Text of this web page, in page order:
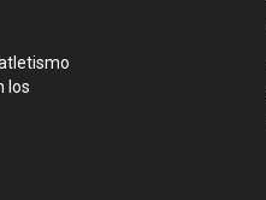
los